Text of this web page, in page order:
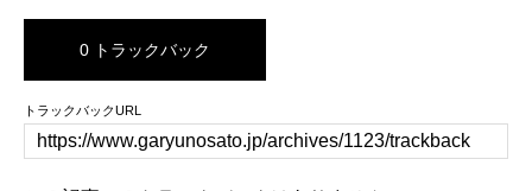
0 トラックバック
トラックバックURL